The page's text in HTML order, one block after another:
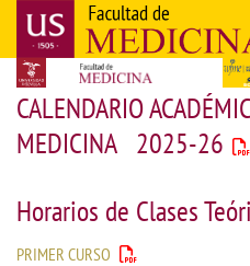
Pasar
contenido
principal
Navegación
principal
CALENDARIO
MEDICINA 2025-26
Horarios de Clases
PRIMER CURSO